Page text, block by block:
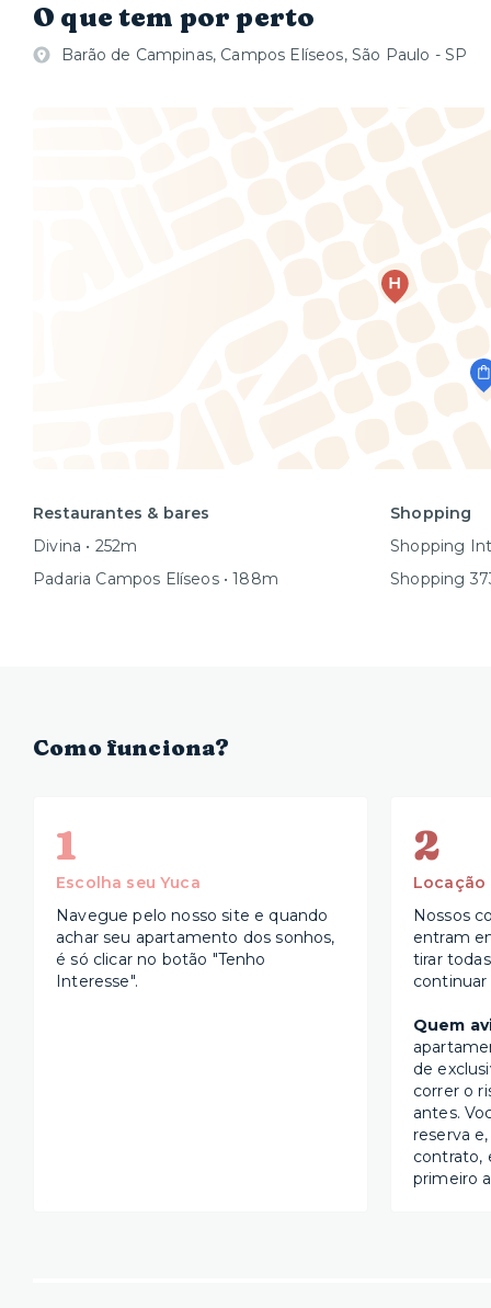
O que tem por perto
Barão de Campinas, Campos Elíseos, São Paulo - SP
Restaurantes & bares
Divina • 252m
Padaria Campos Elíseos • 188m
Shopping
Shopping
Shopping
Como funciona?
1
Escolha seu Yuca
Navegue pelo nosso site e quando
achar seu apartamento dos sonhos,
é só clicar no botão "Tenho
Interesse".
2
Locação
Nossos
entram
tirar
continuar
Quem
de
correr o
antes.
reserva
contrato,
primeiro